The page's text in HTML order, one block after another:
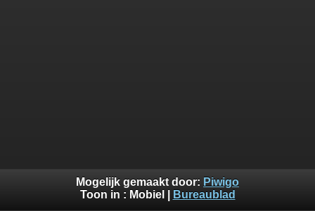
Mogelijk gemaakt door: Piwigo
Toon in : Mobiel Bureaublad